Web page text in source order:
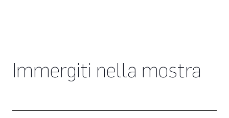
Immergiti nella mostra